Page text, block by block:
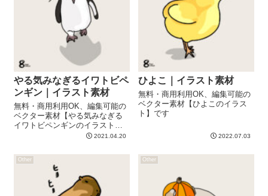
やる気みなぎるイワトビペ
ンギン｜イラスト素材
無料・商用利用OK、編集可能の
ベクター素材【やる気みなぎる
イワトビペンギンのイラスト】
2021.04.20
ひよこ｜イラスト素材
無料・商用利用OK、編集可能の
ベクター素材【ひよこのイラス
ト】です
2022.07.03
Other Other